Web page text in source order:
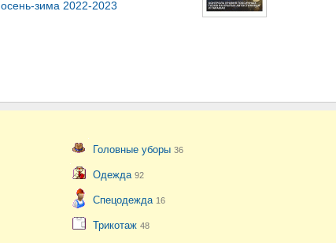
осень-зима 2022-2023
Головные уборы 36
Одежда 92
Спецодежда 16
Трикотаж 48